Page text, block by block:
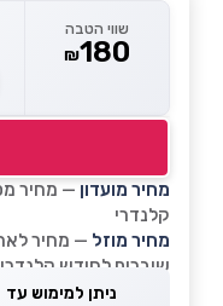
שווי הטבה
₪180
מחיר מועדון
קלנדרי
מחיר מוזל
שוברים לחודש קלנדרי
ניתן למימוש עד